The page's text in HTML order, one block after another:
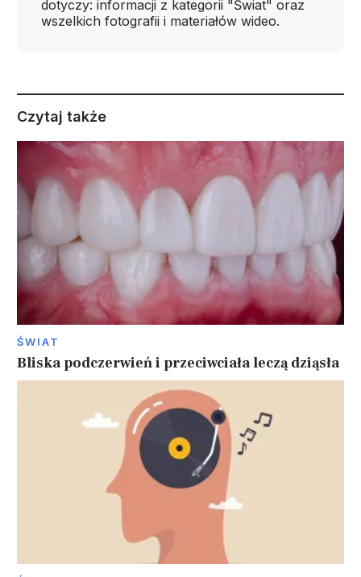
dotyczy: informacji z kategorii "Świat" oraz
wszelkich fotografii i materiałów wideo.
Czytaj także
ŚWIAT
Bliska podczerwień i przeciwciała leczą dziąsła